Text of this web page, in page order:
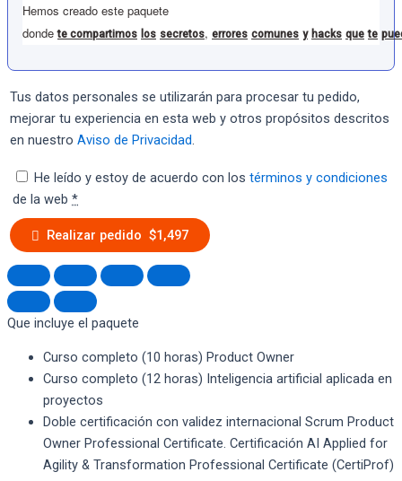
Hemos creado este paquete
dondete compartimos los secretos, errores comunes y hacks que te
Tus datos personales se utilizarán para procesar tu pedido,
mejorar tu experiencia en esta web y otros propósitos descritos
en nuestro Aviso de Privacidad.
He leído y estoy de acuerdo con los términos y condiciones
de la web *
Realizar pedido $1,497
Que incluye el paquete
Curso completo (10 horas) Product Owner
Curso completo (12 horas) Inteligencia artificial aplicada en
proyectos
Doble certificación con validez internacional Scrum Product
Owner Professional Certificate. Certificación AI Applied for
Agility & Transformation Professional Certificate (CertiProf)